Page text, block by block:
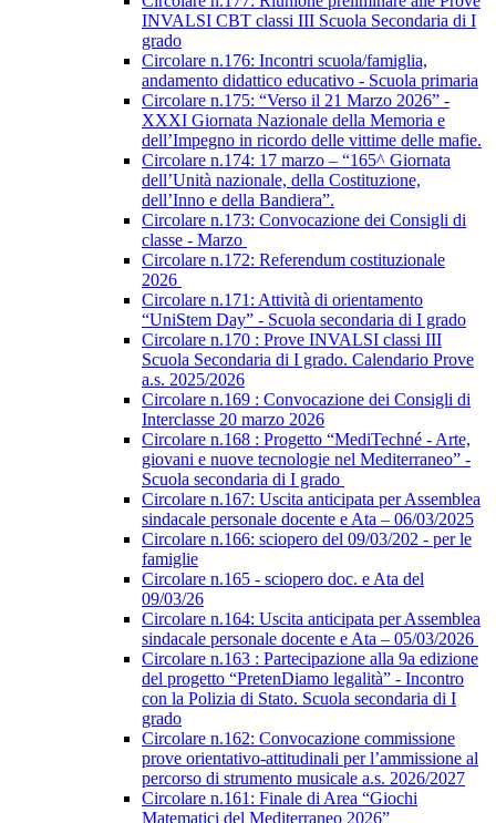
INVALSI CBT classi III Scuola Secondaria di I
grado
Circolare n.176: Incontri scuola/famiglia,
andamento didattico educativo - Scuola primaria
Circolare n.175: “Verso il 21 Marzo 2026” -
XXXI Giornata Nazionale della Memoria e
dell’Impegno in ricordo delle vittime delle mafie.
Circolare n.174: 17 marzo – “165^ Giornata
dell’Unità nazionale, della Costituzione,
dell’Inno e della Bandiera”.
Circolare n.173: Convocazione dei Consigli di
classe - Marzo
Circolare n.172: Referendum costituzionale
2026
Circolare n.171: Attività di orientamento
“UniStem Day” - Scuola secondaria di I grado
Circolare n.170 : Prove INVALSI classi III
Scuola Secondaria di I grado. Calendario Prove
a.s. 2025/2026
Circolare n.169 : Convocazione dei Consigli di
Interclasse 20 marzo 2026
Circolare n.168 : Progetto “MediTechné - Arte,
giovani e nuove tecnologie nel Mediterraneo” -
Scuola secondaria di I grado
Circolare n.167: Uscita anticipata per Assemblea
sindacale personale docente e Ata – 06/03/2025
Circolare n.166: sciopero del 09/03/202 - per le
famiglie
Circolare n.165 - sciopero doc. e Ata del
09/03/26
Circolare n.164: Uscita anticipata per Assemblea
sindacale personale docente e Ata – 05/03/2026
Circolare n.163 : Partecipazione alla 9a edizione
del progetto “PretenDiamo legalità” - Incontro
con la Polizia di Stato. Scuola secondaria di I
grado
Circolare n.162: Convocazione commissione
prove orientativo-attitudinali per l’ammissione al
percorso di strumento musicale a.s. 2026/2027
Circolare n.161: Finale di Area “Giochi
Matematici del Mediterraneo 2026”